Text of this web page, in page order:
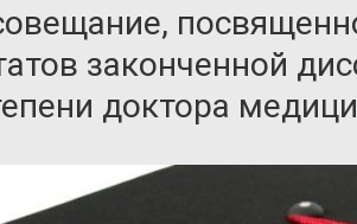
законченной
доктора